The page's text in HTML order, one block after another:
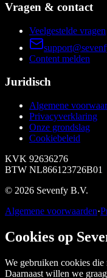
Vragen & contact
Veelgestelde vragen
Content melden
Juridisch
Algemene
Privacyverklaring
Onze grondslag
Cookiebeleid
KVK 92636276
BTW NL866123726B01
© 2026 Sevenfy B.V.
Algemene voorwaarden·
Cookies op
We gebruiken cookies
Daarnaast willen we